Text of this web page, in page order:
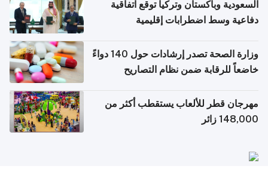
السعودية وباكستان وتركيا توقع اتفاقية
دفاعية وسط اضطرابات إقليمية
وزارة الصحة تصدر إرشادات حول 140 دواءً
خاضعاً للرقابة ضمن نظام التصاريح
مهرجان قطر للألعاب يستقطب أكثر من
148,000 زائر